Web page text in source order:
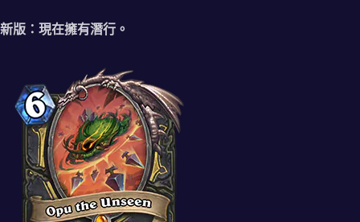
新版：現在擁有潛行。